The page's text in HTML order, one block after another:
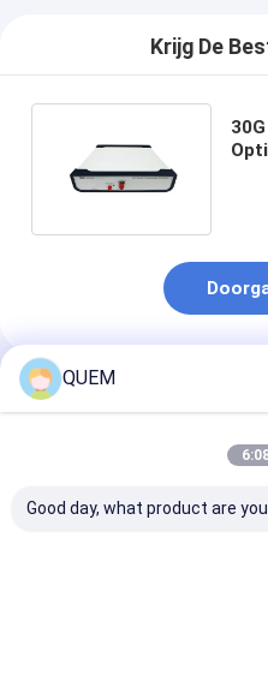
Krijg De
Geadviseerde Producten
QUEM
Good day, what product are